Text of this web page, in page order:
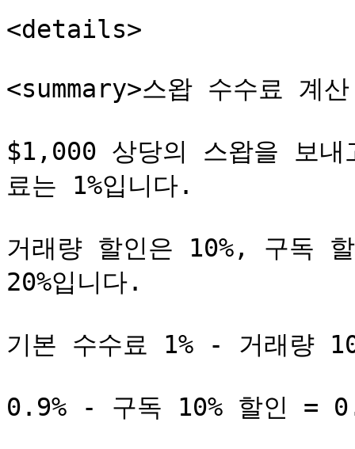
<details>
<summary>스왑 수수료 계
$1,000 상당의 스왑을 보
료는 1%입니다.
거래량 할인은 10%, 구독
20%입니다.
기본 수수료 1% - 거래량
0.9% - 구독 10% 할인 =